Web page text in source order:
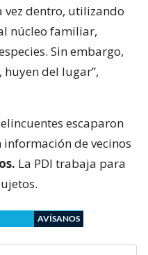
vez dentro, utilizando
núcleo familiar,
Sin embargo,
del lugar”,
escaparon
información de vecinos
La PDI trabaja para
AVÍSANOS